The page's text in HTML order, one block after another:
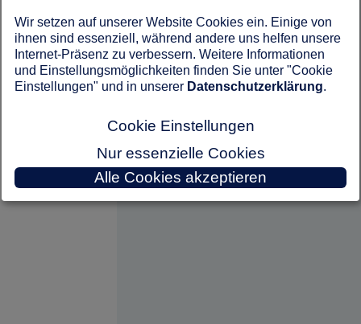
Wir setzen auf unserer Website Cookies ein. Einige von
ihnen sind essenziell, während andere uns helfen unsere
Internet-Präsenz zu verbessern. Weitere Informationen
und Einstellungsmöglichkeiten finden Sie unter "Cookie
Einstellungen" und in unserer Datenschutzerklärung.
Cookie Einstellungen
Nur essenzielle Cookies
Alle Cookies akzeptieren